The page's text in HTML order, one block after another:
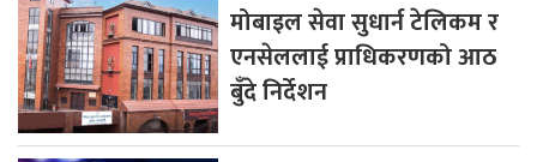
मोबाइल सेवा सुधार्न टेलिकम र
एनसेललाई प्राधिकरणको आठ
बुँदे निर्देशन